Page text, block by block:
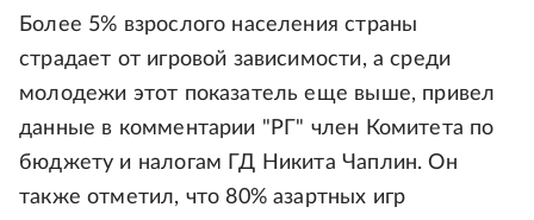
Более 5% взрослого населения страны
страдает от игровой зависимости, а среди
молодежи этот показатель еще выше, привел
данные в комментарии "РГ" член Комитета по
бюджету и налогам ГД Никита Чаплин. Он
также отметил, что 80% азартных игр